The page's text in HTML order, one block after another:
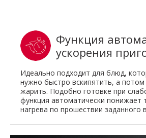
Функция
ускорения
Идеально подходит для блюд,
нужно быстро вскипятить, а потом
жарить. Подобно готовке при
функция автоматически понижает
нагрева по прошествии заданного